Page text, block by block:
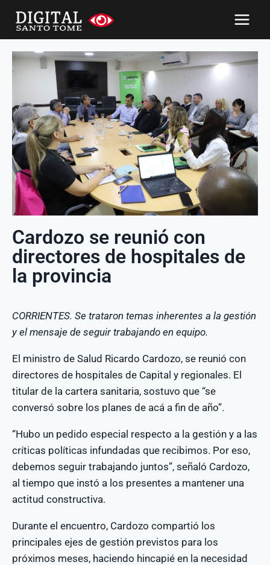
Cardozo se reunió con
directores de hospitales de
la provincia
CORRIENTES. Se trataron temas inherentes a la gestión
y el mensaje de seguir trabajando en equipo.
El ministro de Salud Ricardo Cardozo, se reunió con
directores de hospitales de Capital y regionales. El
titular de la cartera sanitaria, sostuvo que “se
conversó sobre los planes de acá a fin de año”.
“Hubo un pedido especial respecto a la gestión y a las
críticas políticas infundadas que recibimos. Por eso,
debemos seguir trabajando juntos”, señaló Cardozo,
al tiempo que instó a los presentes a mantener una
actitud constructiva.
Durante el encuentro, Cardozo compartió los
principales ejes de gestión previstos para los
próximos meses, haciendo hincapié en la necesidad